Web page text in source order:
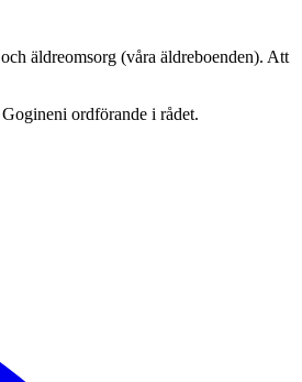
äldreomsorg (våra äldreboenden). Att
ordförande i rådet.